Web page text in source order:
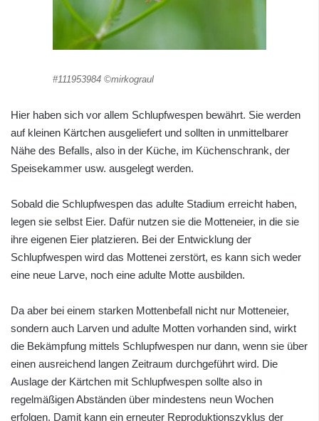
#111953984 ©mirkograul
Hier haben sich vor allem Schlupfwespen bewährt. Sie werden
auf kleinen Kärtchen ausgeliefert und sollten in unmittelbarer
Nähe des Befalls, also in der Küche, im Küchenschrank, der
Speisekammer usw. ausgelegt werden.
Sobald die Schlupfwespen das adulte Stadium erreicht haben,
legen sie selbst Eier. Dafür nutzen sie die Motteneier, in die sie
ihre eigenen Eier platzieren. Bei der Entwicklung der
Schlupfwespen wird das Mottenei zerstört, es kann sich weder
eine neue Larve, noch eine adulte Motte ausbilden.
Da aber bei einem starken Mottenbefall nicht nur Motteneier,
sondern auch Larven und adulte Motten vorhanden sind, wirkt
die Bekämpfung mittels Schlupfwespen nur dann, wenn sie über
einen ausreichend langen Zeitraum durchgeführt wird. Die
Auslage der Kärtchen mit Schlupfwespen sollte also in
regelmäßigen Abständen über mindestens neun Wochen
erfolgen. Damit kann ein erneuter Reproduktionszyklus der